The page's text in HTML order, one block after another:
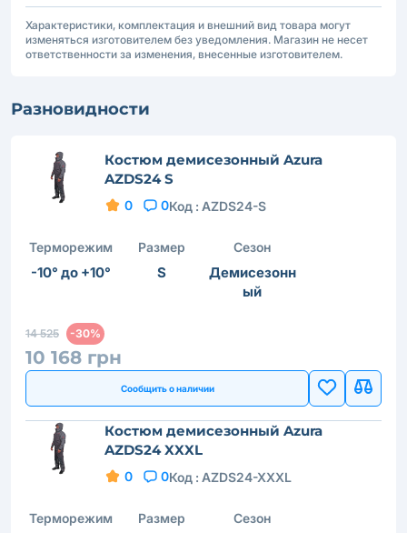
Характеристики, комплектация и внешний вид товара могут
изменяться изготовителем без уведомления. Магазин не несет
ответственности за изменения, внесенные изготовителем.
Разновидности
Костюм демисезонный Azura
AZDS24 S
0 0Код : AZDS24-S
Терморежим
-10° до +10°
Размер
S
Сезон
Демисезонн
ый
14 525 -30%
10 168 грн
Сообщить о наличии
Костюм демисезонный Azura
AZDS24 XXXL
0 0Код : AZDS24-XXXL
Терморежим Размер Сезон